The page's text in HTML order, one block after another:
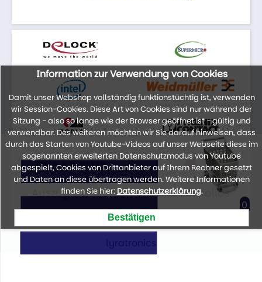
Auszug der Marken unseres Portfolios
Information zur Verwendung von Cookies
Damit unser Webshop vollständig funktionstüchtig ist, verwenden
wir Session-Cookies. Diese Art von Cookies sind nur während der
Sitzung - also so lange wie der Browser geöffnet ist - gültig und
verwendbar. Des weiteren möchten wir Sie darauf hinweisen, dass
durch das Starten von Youtube-Videos auf unser Webseite diese im
sogenannten erweiterten Datenschutzmodus von Youtube
abgespielt, Cookies von Drittanbieter auf Ihrem Rechner gesetzt
und Daten an diese übertragen werden. Weitere Informationen
finden Sie hier: Datenschutzerklärung.
0